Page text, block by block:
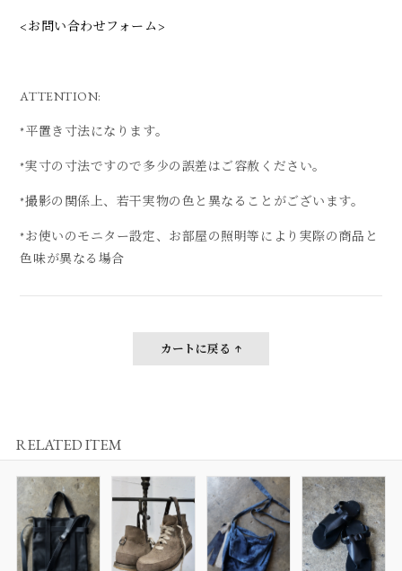
<お問い合わせフォーム>
ATTENTION:
*平置き寸法になります。
*実寸の寸法ですので多少の誤差はご容赦ください。
*撮影の関係上、若干実物の色と異なることがございます。
*お使いのモニター設定、お部屋の照明等により実際の商品と
色味が異なる場合
カートに戻る
RELATED ITEM